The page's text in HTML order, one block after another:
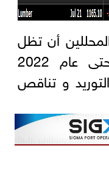
أن تظل
مرتفعة حتى عام 2022
و تناقص